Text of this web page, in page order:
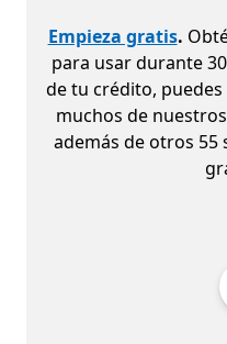
Empieza gratis.
para usar durante
de tu crédito,
muchos de
además de otros 55